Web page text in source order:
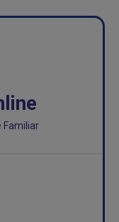
Familiar